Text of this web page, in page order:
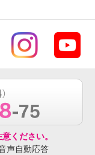
ください。
声自動応答